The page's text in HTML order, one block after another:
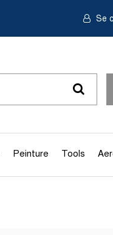
Se
Peinture Tools